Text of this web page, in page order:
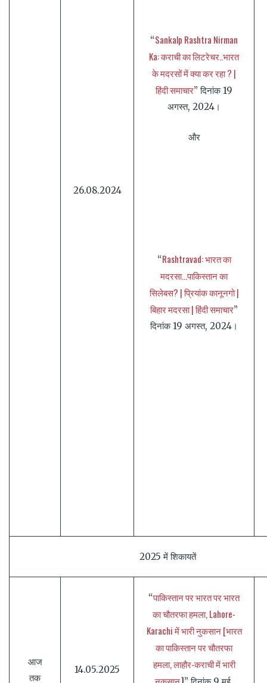
26.08.2024
“Sankalp Rashtra Nirman
Ka: कराची का लिटरेचर..भारत
के मदरसों में क्या कर रहा ? |
हिंदी समाचार” दिनांक 19
अगस्त, 2024।
और
“Rashtravad: भारत का
मदरसा…पाकिस्तान का
सिलेबस? | प्रियांक कानूनगो |
बिहार मदरसा | हिंदी समाचार”
दिनांक 19 अगस्त, 2024।
2025 में शिकायतें
आज
तक
14.05.2025
“पाकिस्तान पर भारत पर भारत
का चौतरफा हमला, Lahore-
Karachi में भारी नुकसान [भारत
का पाकिस्तान पर चौतरफा
हमला, लाहौर-कराची में भारी